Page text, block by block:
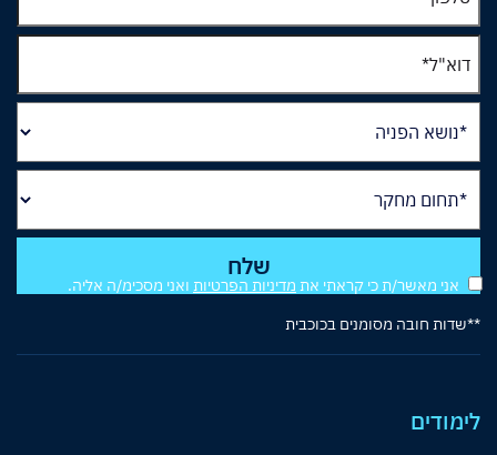
אני מאשר/ת כי קראתי את מדיניות הפרטיות
ואני מסכימ/ה אליה.
**שדות חובה מסומנים בכוכבית
לימודים